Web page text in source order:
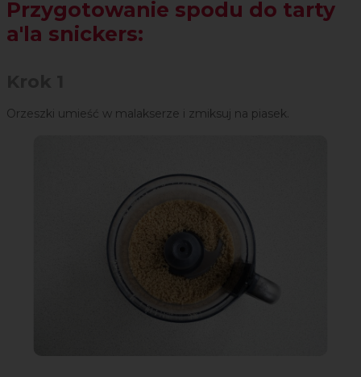
Przygotowanie spodu do tarty
a'la snickers:
Orzeszki umieść w malakserze i zmiksuj na piasek.